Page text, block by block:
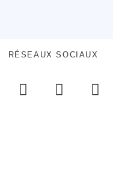
RÉSEAUX SOCIAUX